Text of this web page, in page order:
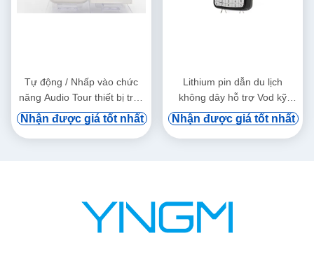
Tự động / Nhấp vào chức
năng Audio Tour thiết bị treo
tai
Nhận được giá tốt nhất
Lithium pin dẫn du lịch
không dây hỗ trợ Vod kỹ
thuật số và tự động cảm ứng
Nhận được giá tốt nhất